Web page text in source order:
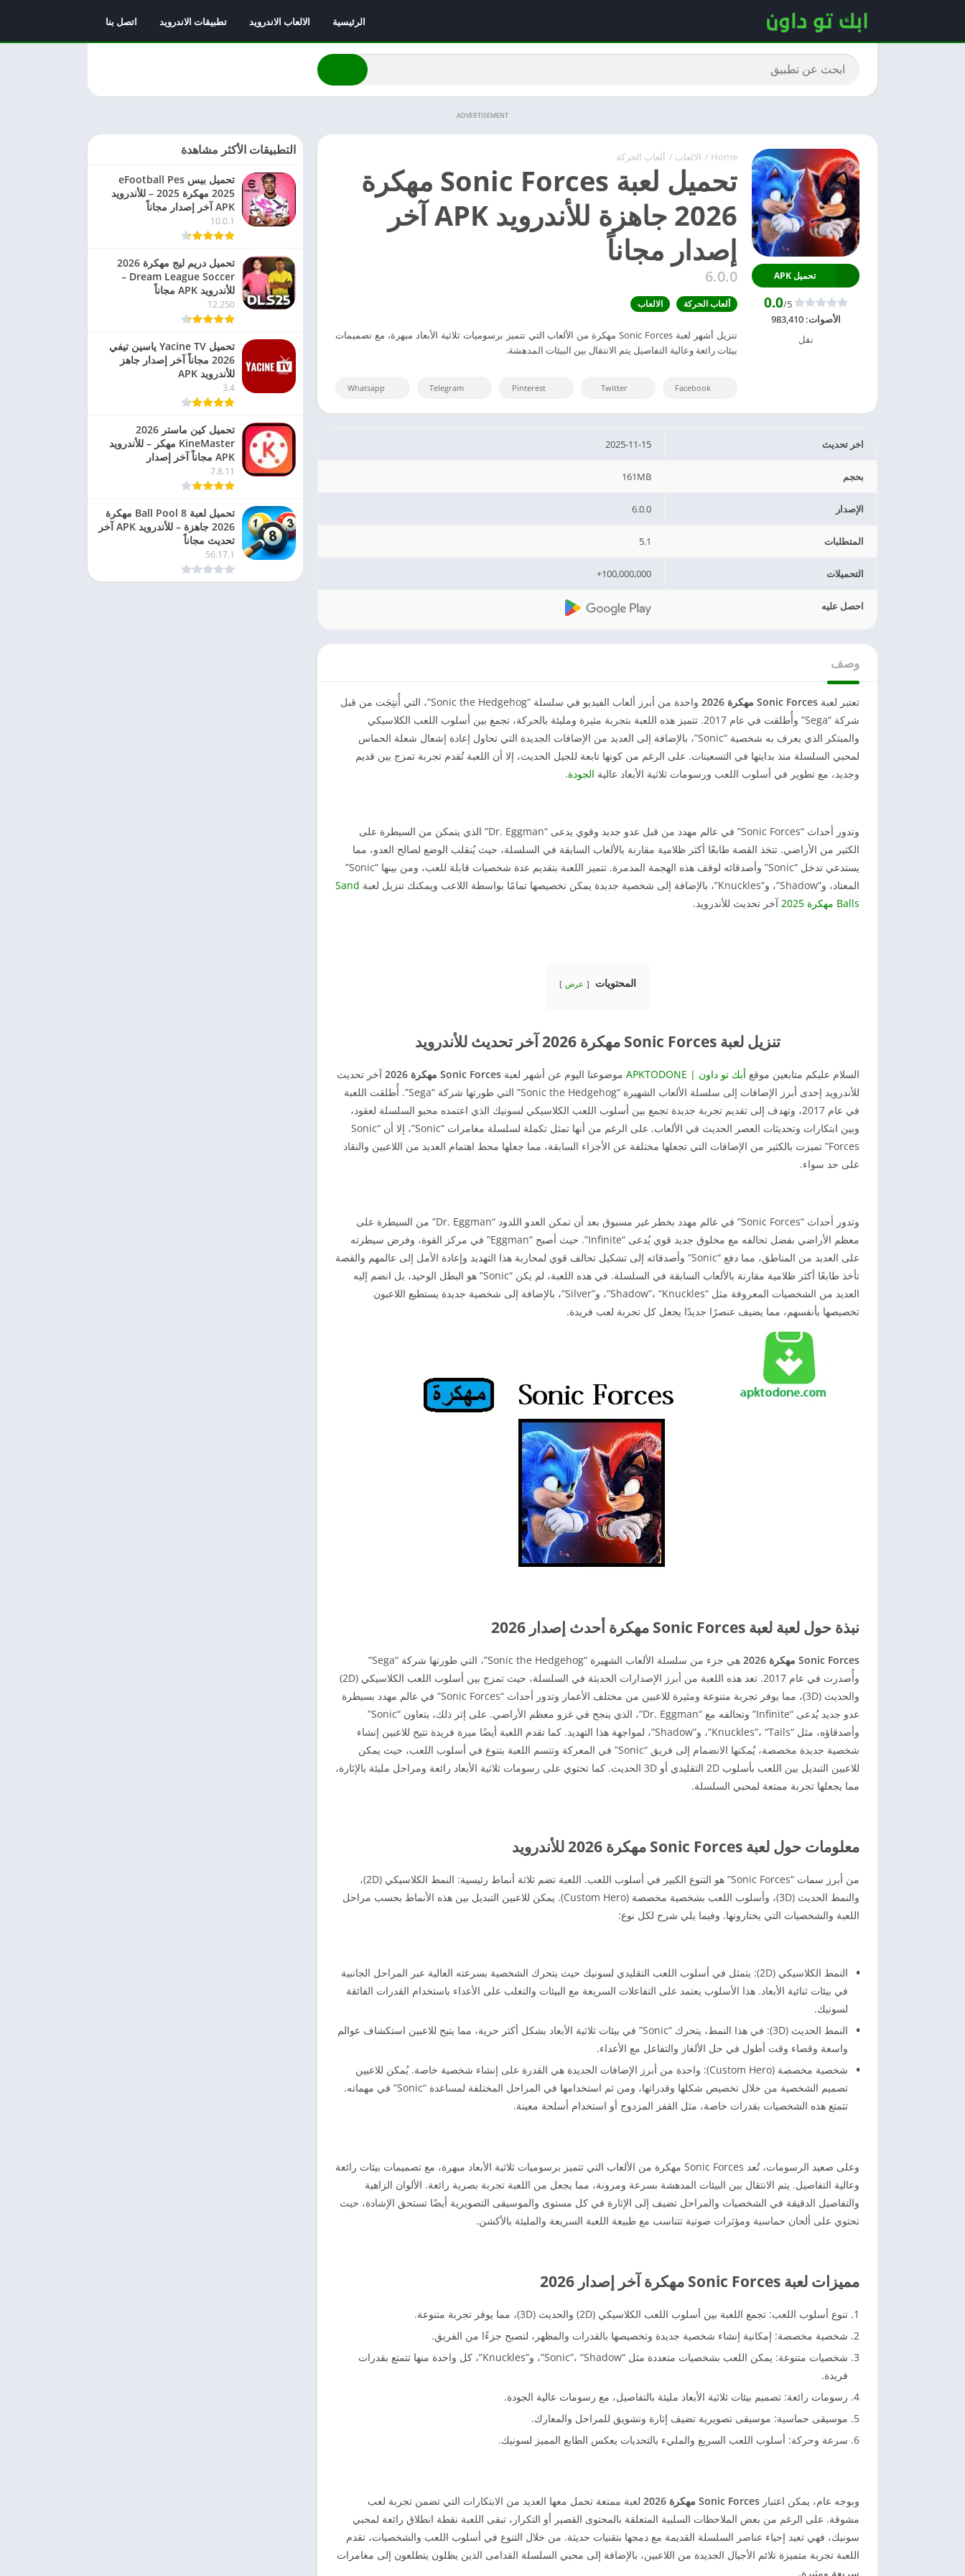
الرئيسية الالعاب الاندرويد تطبيقات الاندرويد اتصل بنا
ADVERTISEMENT
Home
/ الالعاب / ألعاب الحركة
تحميل لعبة Sonic Forces مهكرة
2026 جاهزة للأندرويد APK آخر
إصدار مجاناً
6.0.0
ألعاب الحركة الالعاب
تنزيل أشهر لعبة Sonic Forces مهكرة من الألعاب التي تتميز برسوميات ثلاثية الأبعاد مبهرة، مع تصميمات
بيئات رائعة وعالية التفاصيل يتم الانتقال بين البيئات المدهشة.
تحميل APK
0.0/5
الأصوات:983,410
نقل
Facebook
Twitter
Pinterest
Telegram
Whatsapp
اخر تحديث 2025-11-15
بحجم 161MB
الإصدار 6.0.0
المتطلبات 5.1
التحميلات 100,000,000+
احصل عليه
وصف
تعتبر لعبة Sonic Forces مهكرة 2026
واحدة من أبرز ألعاب الفيديو في سلسلة “Sonic the Hedgehog”، التي أُنتِجَت من قبل
شركة “Sega” وأُطلقت في عام 2017. تتميز هذه اللعبة بتجربة مثيرة ومليئة بالحركة، تجمع بين أسلوب اللعب الكلاسيكي
والمبتكر الذي يعرف به شخصية “Sonic”، بالإضافة إلى العديد من الإضافات الجديدة التي تحاول إعادة إشعال شعلة الحماس
لمحبي السلسلة منذ بدايتها في التسعينات. على الرغم من كونها تابعة للجيل الحديث، إلا أن اللعبة تُقدم تجربة تمزج بين قديم
وجديد، مع تطوير في أسلوب اللعب ورسومات ثلاثية الأبعاد عالية الجودة.
وتدور أحداث “Sonic Forces” في عالم مهدد من قبل عدو جديد وقوي يدعى “Dr. Eggman” الذي يتمكن من السيطرة على
الكثير من الأراضي. تتخذ القصة طابعًا أكثر ظلامية مقارنة بالألعاب السابقة في السلسلة، حيث يُنقلب الوضع لصالح العدو، مما
يستدعي تدخل “Sonic” وأصدقائه لوقف هذه الهجمة المدمرة. تتميز اللعبة بتقديم عدة شخصيات قابلة للعب، ومن بينها “Sonic”
المعتاد، و”Shadow”، و”Knuckles”، بالإضافة إلى شخصية جديدة يمكن تخصيصها تمامًا بواسطة اللاعب ويمكنك تنزيل لعبة
Sand
Balls مهكرة 2025
آخر تحديث للأندرويد.
المحتويات عرض
تنزيل لعبة Sonic Forces مهكرة 2026 آخر تحديث للأندرويد
السلام عليكم متابعين موقع أبك تو داون | APKTODONE موضوعنا اليوم عن أشهر لعبة Sonic Forces مهكرة 2026
آخر تحديث
للأندرويد إحدى أبرز الإضافات إلى سلسلة الألعاب الشهيرة “Sonic the Hedgehog” التي طورتها شركة “Sega”. أُطلقت اللعبة
في عام 2017، وتهدف إلى تقديم تجربة جديدة تجمع بين أسلوب اللعب الكلاسيكي لسونيك الذي اعتمده محبو السلسلة لعقود،
وبين ابتكارات وتحديثات العصر الحديث في الألعاب. على الرغم من أنها تمثل تكملة لسلسلة مغامرات “Sonic”، إلا أن “Sonic
Forces” تميزت بالكثير من الإضافات التي تجعلها مختلفة عن الأجزاء السابقة، مما جعلها محط اهتمام العديد من اللاعبين والنقاد
على حد سواء.
وتدور أحداث “Sonic Forces” في عالم مهدد بخطر غير مسبوق بعد أن تمكن العدو اللدود “Dr. Eggman” من السيطرة على
معظم الأراضي بفضل تحالفه مع مخلوق جديد قوي يُدعى “Infinite”. حيث أصبح “Eggman” في مركز القوة، وفرض سيطرته
على العديد من المناطق، مما دفع “Sonic” وأصدقائه إلى تشكيل تحالف قوي لمحاربة هذا التهديد وإعادة الأمل إلى عالمهم والقصة
تأخذ طابعًا أكثر ظلامية مقارنة بالألعاب السابقة في السلسلة. في هذه اللعبة، لم يكن “Sonic” هو البطل الوحيد، بل انضم إليه
العديد من الشخصيات المعروفة مثل “Shadow”، “Knuckles”، و”Silver”، بالإضافة إلى شخصية جديدة يستطيع اللاعبون
تخصيصها بأنفسهم، مما يضيف عنصرًا جديدًا يجعل كل تجربة لعب فريدة.
نبذة حول لعبة لعبة Sonic Forces مهكرة أحدث إصدار 2026
Sonic Forces مهكرة 2026
هي جزء من سلسلة الألعاب الشهيرة “Sonic the Hedgehog”، التي طورتها شركة “Sega”
وأُصدرت في عام 2017. تعد هذه اللعبة من أبرز الإصدارات الحديثة في السلسلة، حيث تمزج بين أسلوب اللعب الكلاسيكي (2D)
والحديث (3D)، مما يوفر تجربة متنوعة ومثيرة للاعبين من مختلف الأعمار وتدور أحداث “Sonic Forces” في عالم مهدد بسيطرة
عدو جديد يُدعى “Infinite” وتحالفه مع “Dr. Eggman”، الذي ينجح في غزو معظم الأراضي. على إثر ذلك، يتعاون “Sonic”
وأصدقاؤه، مثل “Knuckles”، “Tails”، و”Shadow”، لمواجهة هذا التهديد. كما تقدم اللعبة أيضًا ميزة فريدة تتيح للاعبين إنشاء
شخصية جديدة مخصصة، يُمكنها الانضمام إلى فريق “Sonic” في المعركة وتتسم اللعبة بتنوع في أسلوب اللعب، حيث يمكن
للاعبين التبديل بين اللعب بأسلوب 2D التقليدي أو 3D الحديث. كما تحتوي على رسومات ثلاثية الأبعاد رائعة ومراحل مليئة بالإثارة،
مما يجعلها تجربة ممتعة لمحبي السلسلة.
معلومات حول لعبة Sonic Forces مهكرة 2026 للأندرويد
من أبرز سمات “Sonic Forces” هو التنوع الكبير في أسلوب اللعب. اللعبة تضم ثلاثة أنماط رئيسية: النمط الكلاسيكي (2D)،
والنمط الحديث (3D)، وأسلوب اللعب بشخصية مخصصة (Custom Hero). يمكن للاعبين التبديل بين هذه الأنماط بحسب مراحل
اللعبة والشخصيات التي يختارونها. وفيما يلي شرح لكل نوع:
النمط الكلاسيكي (2D): يتمثل في أسلوب اللعب التقليدي لسونيك حيث يتحرك الشخصية بسرعته العالية عبر المراحل الجانبية
في بيئات ثنائية الأبعاد. هذا الأسلوب يعتمد على التفاعلات السريعة مع البيئات والتغلب على الأعداء باستخدام القدرات الفائقة
لسونيك.
النمط الحديث (3D): في هذا النمط، يتحرك “Sonic” في بيئات ثلاثية الأبعاد بشكل أكثر حرية، مما يتيح للاعبين استكشاف عوالم
واسعة وقضاء وقت أطول في حل الألغاز والتفاعل مع الأعداء.
شخصية مخصصة (Custom Hero): واحدة من أبرز الإضافات الجديدة هي القدرة على إنشاء شخصية خاصة. يُمكن للاعبين
تصميم الشخصية من خلال تخصيص شكلها وقدراتها، ومن ثم استخدامها في المراحل المختلفة لمساعدة “Sonic” في مهماته.
تتمتع هذه الشخصيات بقدرات خاصة، مثل القفز المزدوج أو استخدام أسلحة معينة.
وعلى صعيد الرسومات، تُعد Sonic Forces مهكرة من الألعاب التي تتميز برسوميات ثلاثية الأبعاد مبهرة، مع تصميمات بيئات رائعة
وعالية التفاصيل. يتم الانتقال بين البيئات المدهشة بسرعة ومرونة، مما يجعل من اللعبة تجربة بصرية رائعة. الألوان الزاهية
والتفاصيل الدقيقة في الشخصيات والمراحل تضيف إلى الإثارة في كل مستوى والموسيقى التصويرية أيضًا تستحق الإشادة، حيث
تحتوي على ألحان حماسية ومؤثرات صوتية تتناسب مع طبيعة اللعبة السريعة والمليئة بالأكشن.
مميزات لعبة Sonic Forces مهكرة آخر إصدار 2026
تنوع أسلوب اللعب: تجمع اللعبة بين أسلوب اللعب الكلاسيكي (2D) والحديث (3D)، مما يوفر تجربة متنوعة.
شخصية مخصصة: إمكانية إنشاء شخصية جديدة وتخصيصها بالقدرات والمظهر، لتصبح جزءًا من الفريق.
شخصيات متنوعة: يمكن اللعب بشخصيات متعددة مثل “Sonic”، “Shadow”، و”Knuckles”، كل واحدة منها تتمتع بقدرات
فريدة.
رسومات رائعة: تصميم بيئات ثلاثية الأبعاد مليئة بالتفاصيل، مع رسومات عالية الجودة.
موسيقى حماسية: موسيقى تصويرية تضيف إثارة وتشويق للمراحل والمعارك.
سرعة وحركة: أسلوب اللعب السريع والمليء بالتحديات يعكس الطابع المميز لسونيك.
وبوجه عام، يمكن اعتبار Sonic Forces مهكرة 2026
لعبة ممتعة تحمل معها العديد من الابتكارات التي تضمن تجربة لعب
مشوقة. على الرغم من بعض الملاحظات السلبية المتعلقة بالمحتوى القصير أو التكرار، تبقى اللعبة نقطة انطلاق رائعة لمحبي
سونيك، فهي تعيد إحياء عناصر السلسلة القديمة مع دمجها بتقنيات حديثة. من خلال التنوع في أسلوب اللعب والشخصيات، تقدم
اللعبة تجربة متميزة تلائم الأجيال الجديدة من اللاعبين، بالإضافة إلى محبي السلسلة القدامى الذين يظلون يتطلعون إلى مغامرات
سريعة ومثيرة.
التطبيقات الأكثر مشاهدة
تحميل بيس eFootball Pes
2025 مهكرة 2025 – للأندرويد
APK آخر إصدار مجاناً
10.0.1
تحميل دريم ليج مهكرة 2026
Dream League Soccer –
للأندرويد APK مجاناً
12.250
تحميل Yacine TV ياسين تيفي
2026 مجاناً آخر إصدار جاهز
للأندرويد APK
3.4
تحميل كين ماستر 2026
KineMaster مهكر – للأندرويد
APK مجاناً آخر إصدار
7.8.11
تحميل لعبة 8 Ball Pool مهكرة
2026 جاهزة – للأندرويد APK آخر
تحديث مجاناً
56.17.1